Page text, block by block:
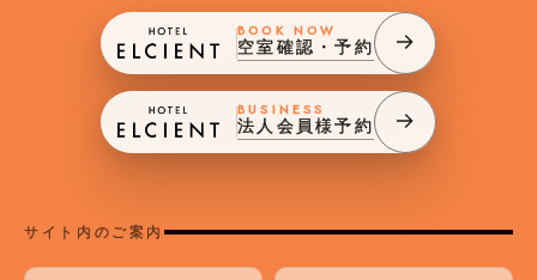
BOOK NOW
空室確認・予約
BUSINESS
法人会員様予約
サイト内のご案内